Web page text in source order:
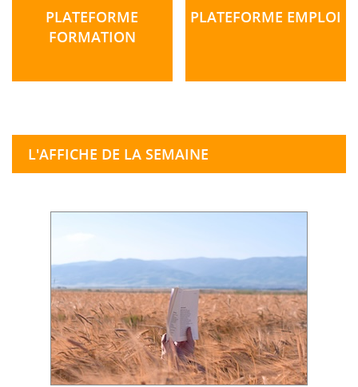
PLATEFORME
FORMATION
PLATEFORME EMPLOI
L'AFFICHE DE LA SEMAINE